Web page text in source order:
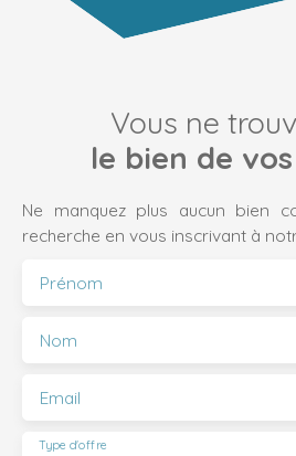
Vous ne
le bien de
Ne manquez plus aucun bien
recherche en vous inscrivant à
Prénom
Nom
Email
Type d'offre